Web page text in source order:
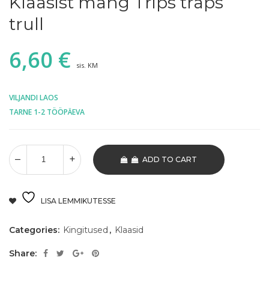
trull
6,60 € sis. KM
VILJANDI LAOS
TARNE 1-2 TÖÖPÄEVA
ADD TO CART
LISA LEMMIKUTESSE
Categories: Kingitused , Klaasid
Share: